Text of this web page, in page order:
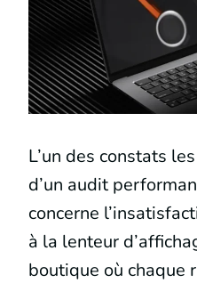
L’un des constats
d’un audit
concerne
à la lenteur
boutique où chaque